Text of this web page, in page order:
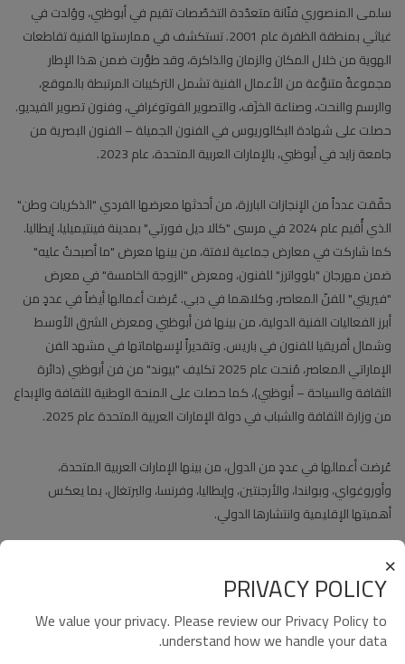
سلمى المنصوري فنّانة متعدّدة التخصّصات تقيم في أبوظبي، ووُلدت في
غياثي بمنطقة الظفرة عام 2001. تستكشف في ممارستها الفنية تقاطعات
الهوية من خلال المكان والزمان والذاكرة، وقد طوَّرت ضمن هذا الإطار
مجموعةً متنوِّعة من الأعمال الفنية تشمل التركيبات المرتبطة بالموقع،
والرسم والنحت، وصناعة الخزَف، والتصوير الفوتوغرافي، وفنون تصوير الفيديو.
حصلت على شهادة البكالوريوس في الفنون الجميلة – الفنون البصرية من
جامعة زايد في أبوظبي، بالإمارات العربية المتحدة، عام 2023.
حقّقت عدداً من الإنجازات البارزة، من أحدثها معرضها الفردي "الذكريات وطن"
الذي أُقيم عام 2024 في مرسى "كالا ديل فورتي" بمدينة فينتيميليا، إيطاليا.
كما شاركت في معارض جماعية لافتة، من بينها معرض "ما أصبحتُ عليه"
ضمن مهرجان "بلوواترز" للفنون، ومعرض "الزوجة الخامسة" في معرض
"فيريتي" للفنّ المعاصر، وكلاهما في دبي. عُرضت أعمالها أيضاً في عددٍ من
أبرز الفعاليات الفنية الدولية، من بينها فن أبوظبي ومعرض الشرق الأوسط
وشمال أفريقيا للفنون في باريس. وتقديراً لإسهاماتها في مشهد الفن
الإماراتي المعاصر، مُنحت عام 2025 تكليف "بيوند" من فن أبوظبي (دائرة
الثقافة والسياحة – أبوظبي)، كما حصلت على المنحة الوطنية للثقافة والإبداع
من وزارة الثقافة والشباب في دولة الإمارات العربية المتحدة عام 2025.
عُرضت أعمالها في عددٍ من الدول، من بينها الإمارات العربية المتحدة،
وأوروغواي، وبولندا، والأرجنتين، وإيطاليا، وفرنسا، والبرتغال، بما يعكس
أهميتها الإقليمية وانتشارها الدولي.
سارة عفانة×
PRIVACY POLICY
We value your privacy. Please review our Privacy Policy to
understand how we handle your data.